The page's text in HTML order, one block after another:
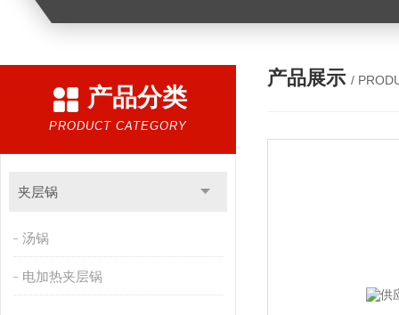
产品分类
PRODUCT CATEGORY
夹层锅
汤锅
电加热夹层锅
产品展示 /